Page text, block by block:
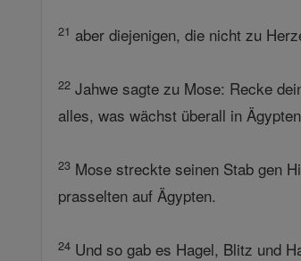
21 aber diejenigen, die nicht zu
22 Jahwe sagte zu Mose: Recke
alles, was wächst überall in
23 Mose streckte seinen Stab gen
prasselten auf Ägypten.
24 Und so gab es Hagel, Blitz und